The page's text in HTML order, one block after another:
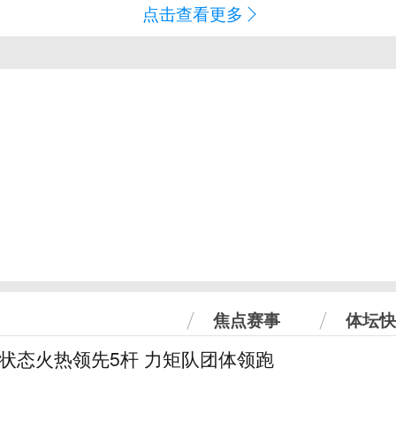
点击查看更多
焦点赛事 体坛
态火热领先5杆 力矩队团体领跑